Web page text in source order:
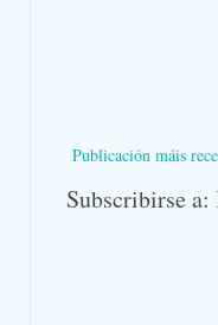
Publicación máis
Subscribirse a: